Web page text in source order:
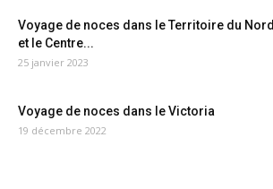
Voyage de noces dans le Territoire du Nord
et le Centre...
25 janvier 2023
Voyage de noces dans le Victoria
19 décembre 2022